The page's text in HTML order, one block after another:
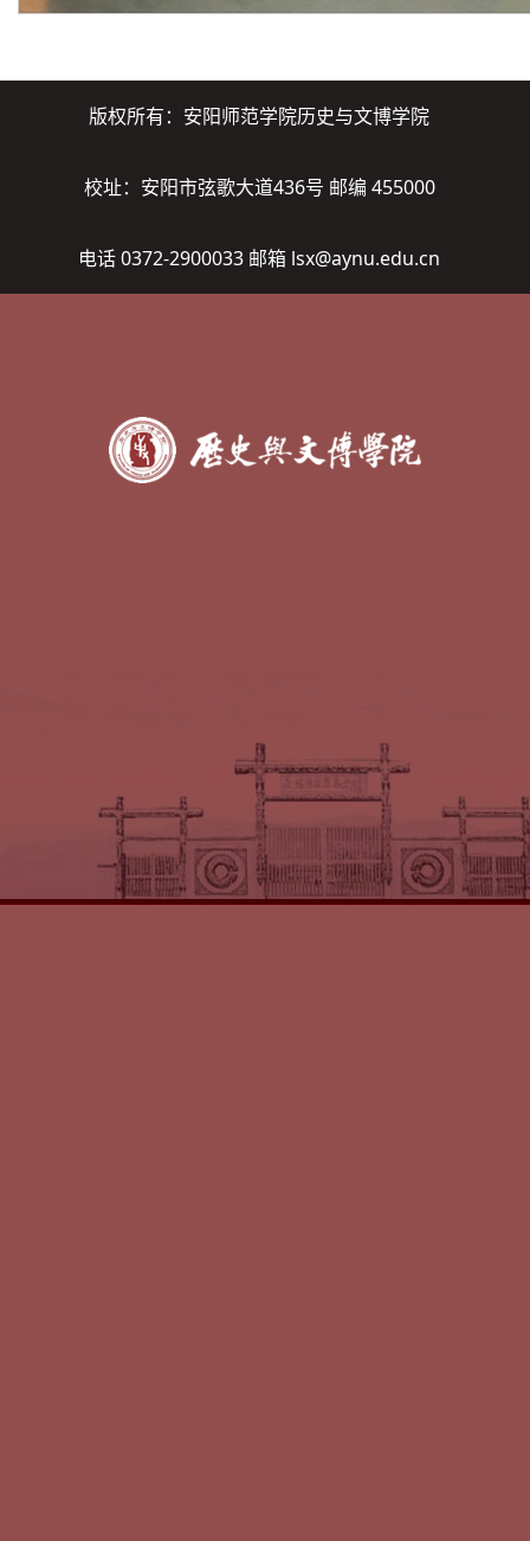
版权所有：安阳师范学院历史与文博学院
校址：安阳市弦歌大道436号 邮编 455000
电话 0372-2900033 邮箱 lsx@aynu.edu.cn